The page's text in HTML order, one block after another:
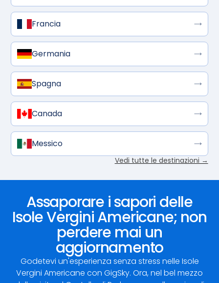
Francia
Germania
Spagna
Canada
Messico
Vedi tutte le destinazioni →
Assaporare i sapori delle
Isole Vergini Americane; non
perdere mai un
aggiornamento
Godetevi un'esperienza senza stress nelle Isole
Vergini Americane con GigSky. Ora, nel bel mezzo